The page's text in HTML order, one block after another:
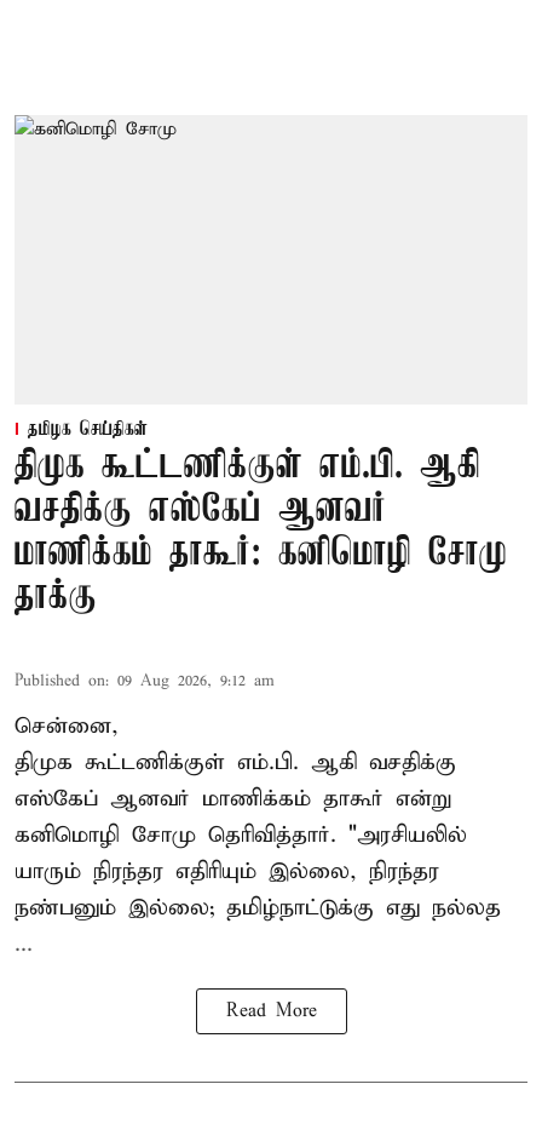
தமிழக செய்திகள்
திமுக கூட்டணிக்குள் எம்.பி. ஆகி
வசதிக்கு எஸ்கேப் ஆனவர்
மாணிக்கம் தாகூர்: கனிமொழி சோமு
தாக்கு
Published on: 09 Aug 2026, 9:12 am
சென்னை,
திமுக கூட்டணிக்குள் எம்.பி. ஆகி வசதிக்கு
எஸ்கேப் ஆனவர் மாணிக்கம் தாகூர் என்று
கனிமொழி சோமு தெரிவித்தார். "அரசியலில்
யாரும் நிரந்தர எதிரியும் இல்லை, நிரந்தர
நண்பனும் இல்லை; தமிழ்நாட்டுக்கு எது நல்லத
...
Read More